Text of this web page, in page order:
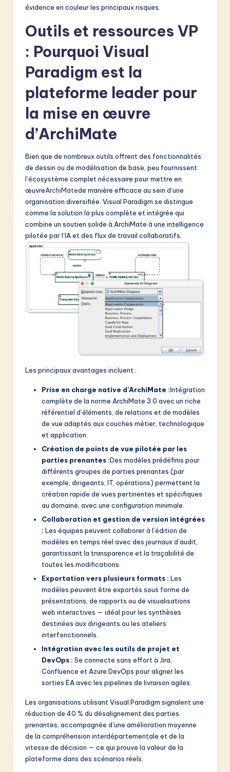
évidence en couleur les principaux risques.
Outils et ressources VP
: Pourquoi Visual
Paradigm est la
plateforme leader pour
la mise en œuvre
d’ArchiMate
Bien que de nombreux outils offrent des fonctionnalités
de dessin ou de modélisation de base, peu fournissent
l’écosystème complet nécessaire pour mettre en
œuvreArchiMatede manière efficace au sein d’une
organisation diversifiée. Visual Paradigm se distingue
comme la solution la plus complète et intégrée qui
combine un soutien solide à ArchiMate à une intelligence
pilotée par l’IA et des flux de travail collaboratifs.
Les principaux avantages incluent :
Prise en charge native d’ArchiMate :Intégration
complète de la norme ArchiMate 3.0 avec un riche
référentiel d’éléments, de relations et de modèles
de vue adaptés aux couches métier, technologique
et application.
Création de points de vue pilotée par les
parties prenantes :Des modèles prédéfinis pour
différents groupes de parties prenantes (par
exemple, dirigeants, IT, opérations) permettent la
création rapide de vues pertinentes et spécifiques
au domaine, avec une configuration minimale.
Collaboration et gestion de version intégrées
: Les équipes peuvent collaborer à l’édition de
modèles en temps réel avec des journaux d’audit,
garantissant la transparence et la traçabilité de
toutes les modifications.
Exportation vers plusieurs formats : Les
modèles peuvent être exportés sous forme de
présentations, de rapports ou de visualisations
web interactives — idéal pour les synthèses
destinées aux dirigeants ou les ateliers
interfonctionnels.
Intégration avec les outils de projet et
DevOps : Se connecte sans effort à Jira,
Confluence et Azure DevOps pour aligner les
sorties EA avec les pipelines de livraison agiles.
Les organisations utilisant Visual Paradigm signalent une
réduction de 40 % du désalignement des parties
prenantes, accompagnée d’une amélioration moyenne
de la compréhension interdépartementale et de la
vitesse de décision — ce qui prouve la valeur de la
plateforme dans des scénarios réels.